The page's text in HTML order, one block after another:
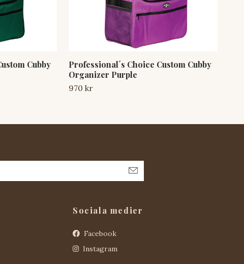
Cubby
Professional´s Choice Custom Cubby
Organizer Purple
970 kr
Sociala medier
Facebook
Instagram